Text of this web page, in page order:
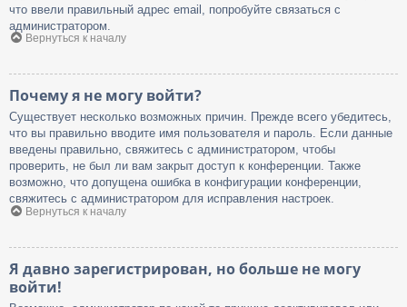
что ввели правильный адрес email, попробуйте связаться с
администратором.
Вернуться к началу
Почему я не могу войти?
Существует несколько возможных причин. Прежде всего убедитесь,
что вы правильно вводите имя пользователя и пароль. Если данные
введены правильно, свяжитесь с администратором, чтобы
проверить, не был ли вам закрыт доступ к конференции. Также
возможно, что допущена ошибка в конфигурации конференции,
свяжитесь с администратором для исправления настроек.
Вернуться к началу
Я давно зарегистрирован, но больше не могу
войти!